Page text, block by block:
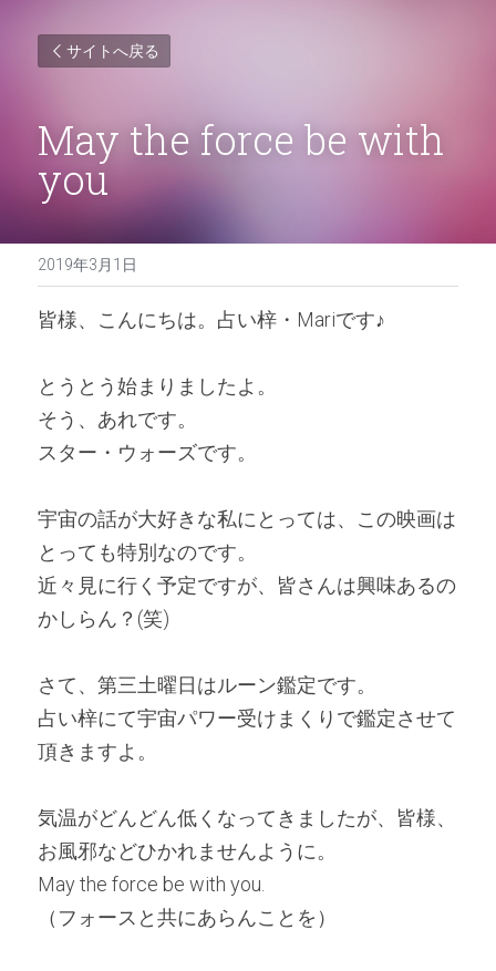
サイトへ戻る
May the force be with
you
2019年3月1日
皆様、こんにちは。占い梓・Mariです♪
とうとう始まりましたよ。
そう、あれです。
スター・ウォーズです。
宇宙の話が大好きな私にとっては、この映画は
とっても特別なのです。
近々見に行く予定ですが、皆さんは興味あるの
かしらん？(笑)
さて、第三土曜日はルーン鑑定です。
占い梓にて宇宙パワー受けまくりで鑑定させて
頂きますよ。
気温がどんどん低くなってきましたが、皆様、
お風邪などひかれませんように。
May the force be with you.
（フォースと共にあらんことを）